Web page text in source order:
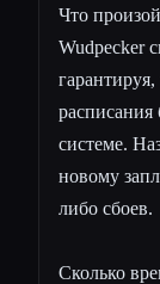
Что
Wudpecker
расписания
системе.
новому
либо сбоев.
Сколько